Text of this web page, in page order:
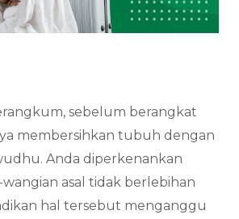
sebelum berangkat
membersihkan tubuh dengan
Anda diperkenankan
asal tidak berlebihan
hal tersebut menganggu